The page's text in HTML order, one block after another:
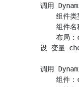
调用
组件
组件
布局
设 变量
调用
组件